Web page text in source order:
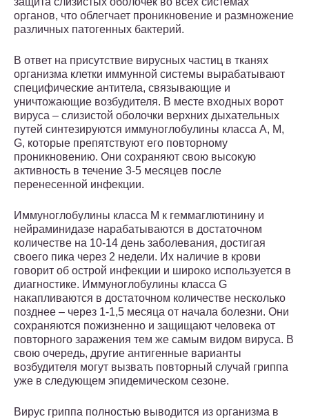
органов, что облегчает проникновение и размножение
различных патогенных бактерий.
В ответ на присутствие вирусных частиц в тканях
организма клетки иммунной системы вырабатывают
специфические антитела, связывающие и
уничтожающие возбудителя. В месте входных ворот
вируса – слизистой оболочки верхних дыхательных
путей синтезируются иммуноглобулины класса А, М,
G, которые препятствуют его повторному
проникновению. Они сохраняют свою высокую
активность в течение 3-5 месяцев после
перенесенной инфекции.
Иммуноглобулины класса М к геммаглютинину и
нейраминидазе нарабатываются в достаточном
количестве на 10-14 день заболевания, достигая
своего пика через 2 недели. Их наличие в крови
говорит об острой инфекции и широко используется в
диагностике. Иммуноглобулины класса G
накапливаются в достаточном количестве несколько
позднее – через 1-1,5 месяца от начала болезни. Они
сохраняются пожизненно и защищают человека от
повторного заражения тем же самым видом вируса. В
свою очередь, другие антигенные варианты
возбудителя могут вызвать повторный случай гриппа
уже в следующем эпидемическом сезоне.
Вирус гриппа полностью выводится из организма в